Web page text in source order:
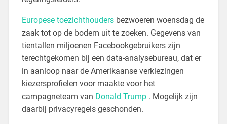
Europese toezichthoudersbezwoeren woensdag de
zaak tot op de bodem uit te zoeken. Gegevens van
tientallen miljoenen Facebookgebruikers zijn
terechtgekomen bij een data-analysebureau, dat er
in aanloop naar de Amerikaanse verkiezingen
kiezersprofielen voor maakte voor het
campagneteam van Donald Trump. Mogelijk zijn
daarbij privacyregels geschonden.